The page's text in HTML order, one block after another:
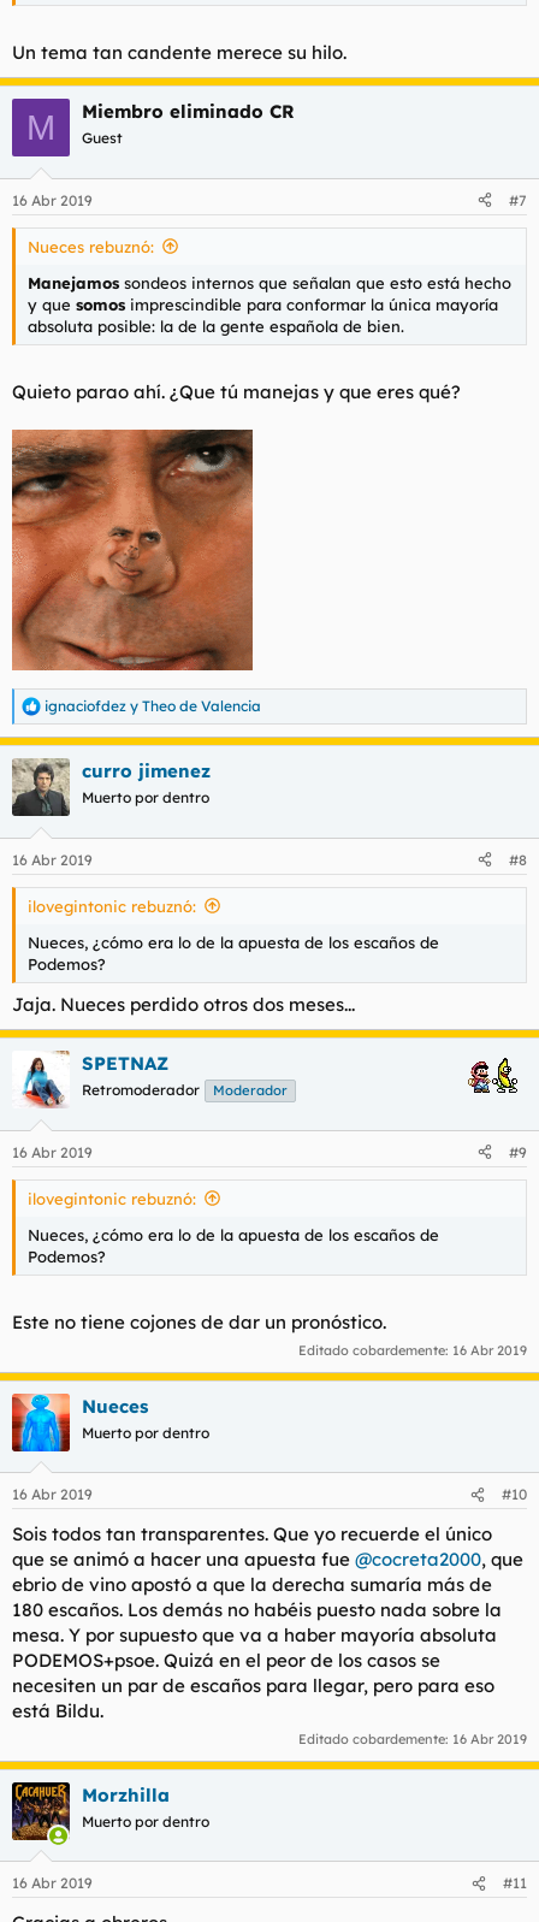
Un tema tan candente merece su hilo.
M Miembro eliminado CR
Guest
16 Abr 2019 #7
Nueces rebuznó:
Manejamos sondeos internos que señalan que esto está hecho
y que somos imprescindible para conformar la única mayoría
absoluta posible: la de la gente española de bien.
Quieto parao ahí. ¿Que tú manejas y que eres qué?
R
e
a
c
c
e
s
ignaciofdez y Theo de Valencia
curro jimenez
Muerto por dentro
16 Abr 2019 #8
ilovegintonic rebuznó:
Nueces, ¿cómo era lo de la apuesta de los escaños de
Podemos?
Jaja. Nueces perdido otros dos meses...
SPETNAZ
Retromoderador Moderador
16 Abr 2019 #9
ilovegintonic rebuznó:
Nueces, ¿cómo era lo de la apuesta de los escaños de
Podemos?
Este no tiene cojones de dar un pronóstico.
Editado cobardemente: 16 Abr 2019
Nueces
Muerto por dentro
16 Abr 2019 #10
Sois todos tan transparentes. Que yo recuerde el único
que se animó a hacer una apuesta fue @cocreta2000, que
ebrio de vino apostó a que la derecha sumaría más de
180 escaños. Los demás no habéis puesto nada sobre la
mesa. Y por supuesto que va a haber mayoría absoluta
PODEMOS+psoe. Quizá en el peor de los casos se
necesiten un par de escaños para llegar, pero para eso
está Bildu.
Editado cobardemente: 16 Abr 2019
Morzhilla
Muerto por dentro
16 Abr 2019 #11